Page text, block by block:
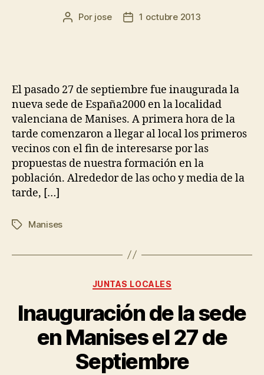
Por jose 1 octubre 2013
El pasado 27 de septiembre fue inaugurada la
nueva sede de España2000 en la localidad
valenciana de Manises. A primera hora de la
tarde comenzaron a llegar al local los primeros
vecinos con el fin de interesarse por las
propuestas de nuestra formación en la
población. Alrededor de las ocho y media de la
tarde, […]
Manises
JUNTAS LOCALES
Inauguración de la sede
en Manises el 27 de
Septiembre